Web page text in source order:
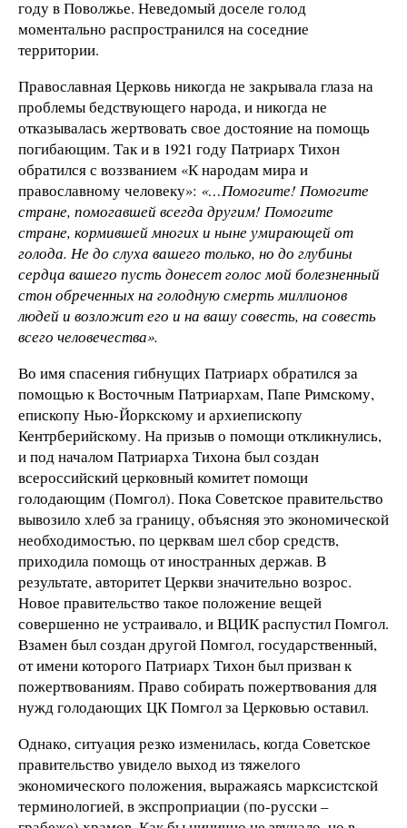
году в Поволжье. Неведомый доселе голод
моментально распространился на соседние
территории.
Православная Церковь никогда не закрывала глаза на
проблемы бедствующего народа, и никогда не
отказывалась жертвовать свое достояние на помощь
погибающим. Так и в 1921 году Патриарх Тихон
обратился с воззванием «К народам мира и
православному человеку»: «…Помогите! Помогите
стране, помогавшей всегда другим! Помогите
стране, кормившей многих и ныне умирающей от
голода. Не до слуха вашего только, но до глубины
сердца вашего пусть донесет голос мой болезненный
стон обреченных на голодную смерть миллионов
людей и возложит его и на вашу совесть, на совесть
всего человечества».
Во имя спасения гибнущих Патриарх обратился за
помощью к Восточным Патриархам, Папе Римскому,
епископу Нью-Йоркскому и архиепископу
Кентрберийскому. На призыв о помощи откликнулись,
и под началом Патриарха Тихона был создан
всероссийский церковный комитет помощи
голодающим (Помгол). Пока Советское правительство
вывозило хлеб за границу, объясняя это экономической
необходимостью, по церквам шел сбор средств,
приходила помощь от иностранных держав. В
результате, авторитет Церкви значительно возрос.
Новое правительство такое положение вещей
совершенно не устраивало, и ВЦИК распустил Помгол.
Взамен был создан другой Помгол, государственный,
от имени которого Патриарх Тихон был призван к
пожертвованиям. Право собирать пожертвования для
нужд голодающих ЦК Помгол за Церковью оставил.
Однако, ситуация резко изменилась, когда Советское
правительство увидело выход из тяжелого
экономического положения, выражаясь марксистской
терминологией, в экспроприации (по-русски –